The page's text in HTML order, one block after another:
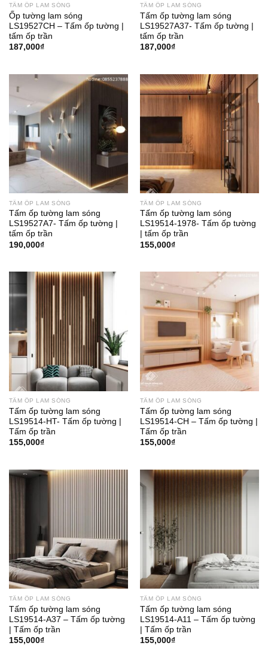
TẤM ỐP LAM SÓNG
Ốp tường lam sóng
LS19527CH – Tấm ốp tường |
tấm ốp trần
187,000₫
TẤM ỐP LAM SÓNG
Tấm ốp tường lam sóng
LS19527A37- Tấm ốp tường |
tấm ốp trần
187,000₫
TẤM ỐP LAM SÓNG
Tấm ốp tường lam sóng
LS19527A7- Tấm ốp tường |
tấm ốp trần
190,000₫
TẤM ỐP LAM SÓNG
Tấm ốp tường lam sóng
LS19514-1978- Tấm ốp tường
| tấm ốp trần
155,000₫
TẤM ỐP LAM SÓNG
Tấm ốp tường lam sóng
LS19514-HT- Tấm ốp tường |
Tấm ốp trần
155,000₫
TẤM ỐP LAM SÓNG
Tấm ốp tường lam sóng
LS19514-CH – Tấm ốp tường |
Tấm ốp trần
155,000₫
TẤM ỐP LAM SÓNG
Tấm ốp tường lam sóng
LS19514-A37 – Tấm ốp tường
| Tấm ốp trần
155,000₫
TẤM ỐP LAM SÓNG
Tấm ốp tường lam sóng
LS19514-A11 – Tấm ốp tường
| Tấm ốp trần
155,000₫